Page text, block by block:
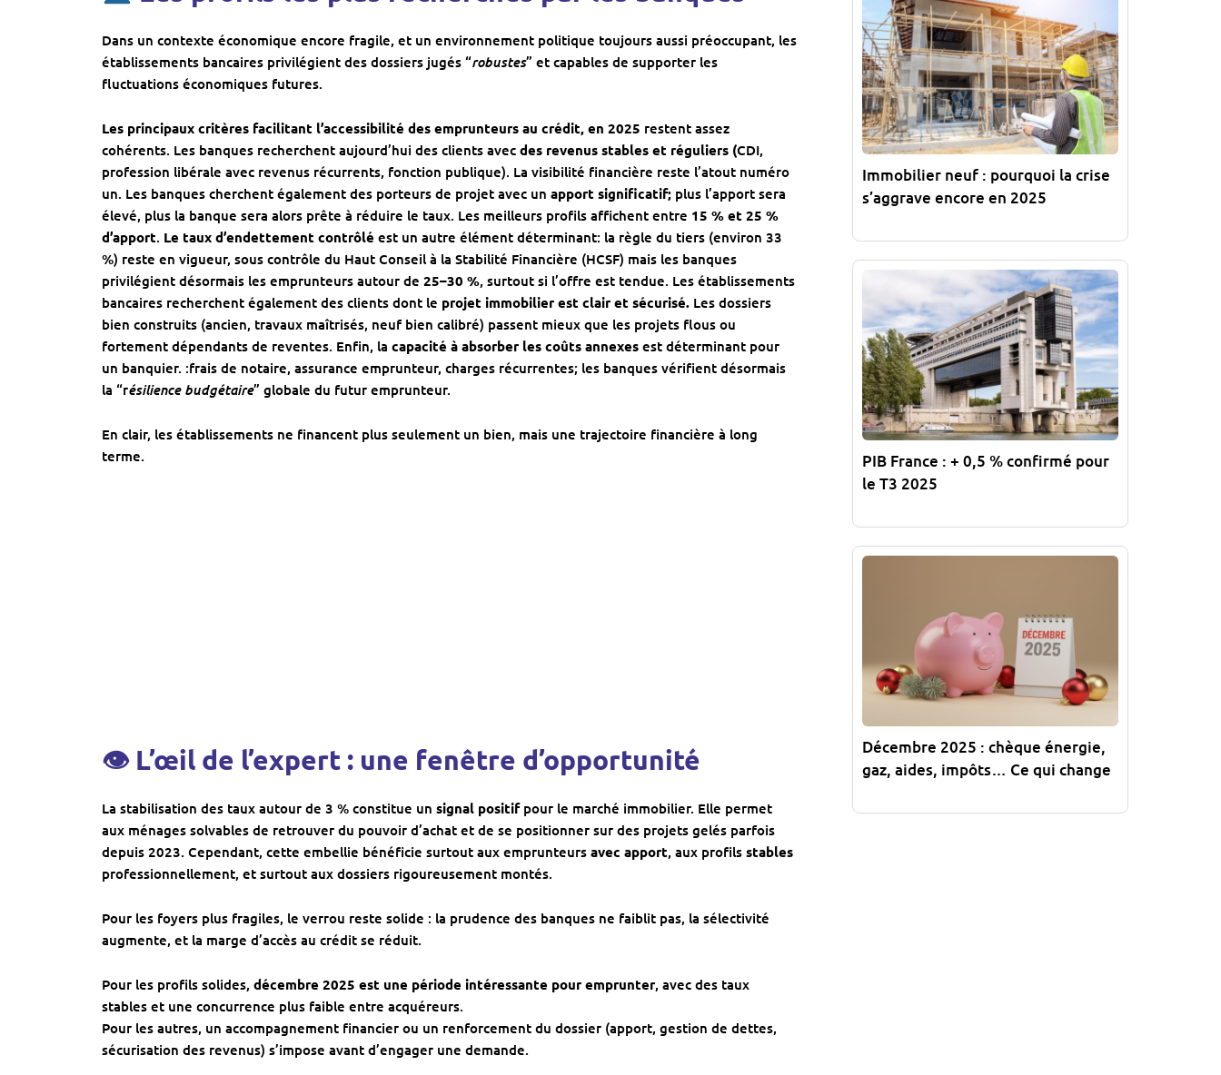
Dans un contexte économique encore fragile, et un environnement politique toujours aussi préoccupant, les
établissements bancaires privilégient des dossiers jugés “robustes” et capables de supporter les
fluctuations économiques futures.
Les principaux critères facilitant l’accessibilité des emprunteurs au crédit, en 2025 restent assez
cohérents. Les banques recherchent aujourd’hui des clients avec des revenus stables et réguliers (CDI,
profession libérale avec revenus récurrents, fonction publique). La visibilité financière reste l’atout numéro
un. Les banques cherchent également des porteurs de projet avec un apport significatif; plus l’apport sera
élevé, plus la banque sera alors prête à réduire le taux. Les meilleurs profils affichent entre 15 % et 25 %
d’apport. Le taux d’endettement contrôlé est un autre élément déterminant: la règle du tiers (environ 33
%) reste en vigueur, sous contrôle du Haut Conseil à la Stabilité Financière (HCSF) mais les banques
privilégient désormais les emprunteurs autour de 25–30 %, surtout si l’offre est tendue. Les établissements
bancaires recherchent également des clients dont le projet immobilier est clair et sécurisé. Les dossiers
bien construits (ancien, travaux maîtrisés, neuf bien calibré) passent mieux que les projets flous ou
fortement dépendants de reventes. Enfin, la capacité à absorber les coûts annexes est déterminant pour
un banquier. :frais de notaire, assurance emprunteur, charges récurrentes; les banques vérifient désormais
la “résilience budgétaire” globale du futur emprunteur.
En clair, les établissements ne financent plus seulement un bien, mais une trajectoire financière à long
terme.
👁 L’œil de l’expert : une fenêtre d’opportunité
La stabilisation des taux autour de 3 % constitue un signal positifpour le marché immobilier. Elle permet
aux ménages solvables de retrouver du pouvoir d’achat et de se positionner sur des projets gelés parfois
depuis 2023. Cependant, cette embellie bénéficie surtout aux emprunteurs avec apport, aux profils stables
professionnellement, et surtout aux dossiers rigoureusement montés.
Pour les foyers plus fragiles, le verrou reste solide : la prudence des banques ne faiblit pas, la sélectivité
augmente, et la marge d’accès au crédit se réduit.
Pour les profils solides, décembre 2025 est une période intéressante pour emprunter, avec des taux
stables et une concurrence plus faible entre acquéreurs.
Pour les autres, un accompagnement financier ou un renforcement du dossier (apport, gestion de dettes,
sécurisation des revenus) s’impose avant d’engager une demande.
Immobilier neuf : pourquoi la crise
s’aggrave encore en 2025
PIB France : + 0,5 % confirmé pour
le T3 2025
Décembre 2025 : chèque énergie,
gaz, aides, impôts… Ce qui change